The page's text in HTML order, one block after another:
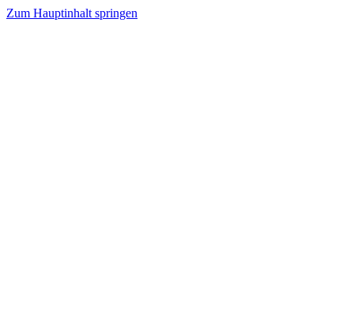
Zum Hauptinhalt springen